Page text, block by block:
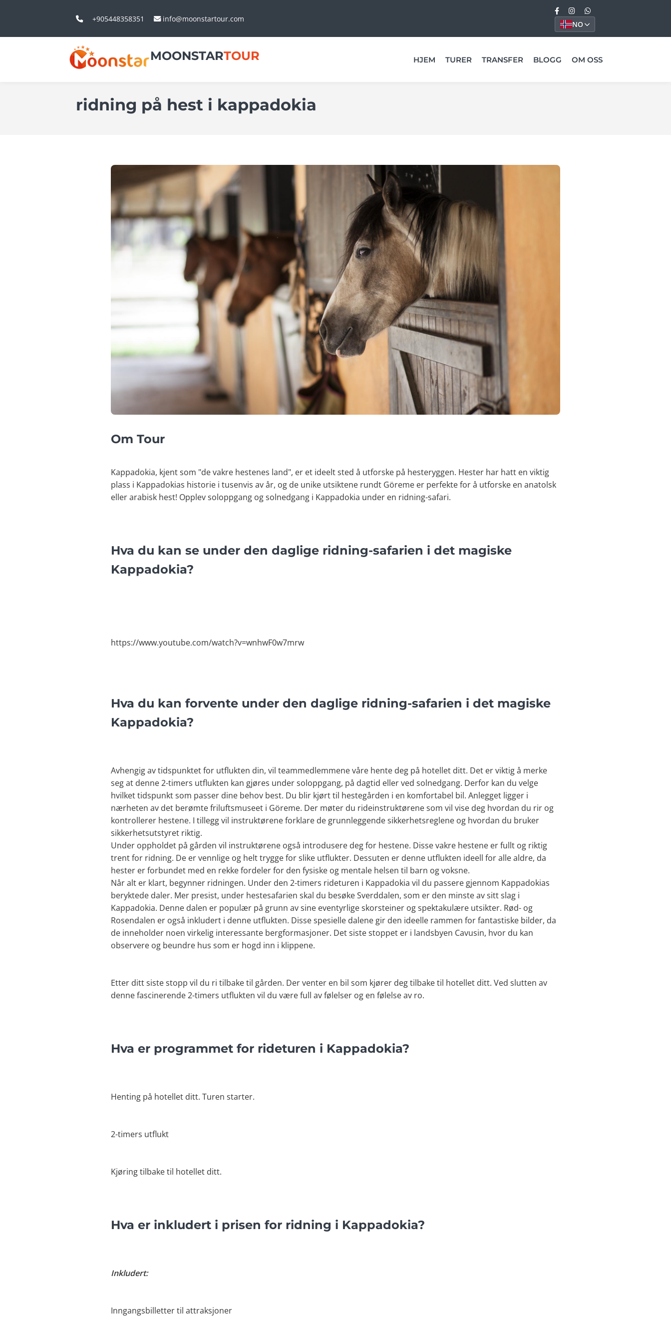
+905448358351 info@moonstartour.com
NO
MOONSTARTOUR HJEM TURER TRANSFER BLOGG OM OSS
ridning på hest i kappadokia
Om Tour
Kappadokia, kjent som "de vakre hestenes land", er et ideelt sted å utforske på hesteryggen. Hester har hatt en viktig
plass i Kappadokias historie i tusenvis av år, og de unike utsiktene rundt Göreme er perfekte for å utforske en anatolsk
eller arabisk hest! Opplev soloppgang og solnedgang i Kappadokia under en ridning-safari.
Hva du kan se under den daglige ridning-safarien i det magiske
Kappadokia?
https://www.youtube.com/watch?v=wnhwF0w7mrw
Hva du kan forvente under den daglige ridning-safarien i det magiske
Kappadokia?
Avhengig av tidspunktet for utflukten din, vil teammedlemmene våre hente deg på hotellet ditt. Det er viktig å merke
seg at denne 2-timers utflukten kan gjøres under soloppgang, på dagtid eller ved solnedgang. Derfor kan du velge
hvilket tidspunkt som passer dine behov best. Du blir kjørt til hestegården i en komfortabel bil. Anlegget ligger i
nærheten av det berømte friluftsmuseet i Göreme. Der møter du rideinstruktørene som vil vise deg hvordan du rir og
kontrollerer hestene. I tillegg vil instruktørene forklare de grunnleggende sikkerhetsreglene og hvordan du bruker
sikkerhetsutstyret riktig.
Under oppholdet på gården vil instruktørene også introdusere deg for hestene. Disse vakre hestene er fullt og riktig
trent for ridning. De er vennlige og helt trygge for slike utflukter. Dessuten er denne utflukten ideell for alle aldre, da
hester er forbundet med en rekke fordeler for den fysiske og mentale helsen til barn og voksne.
Når alt er klart, begynner ridningen. Under den 2-timers rideturen i Kappadokia vil du passere gjennom Kappadokias
beryktede daler. Mer presist, under hestesafarien skal du besøke Sverddalen, som er den minste av sitt slag i
Kappadokia. Denne dalen er populær på grunn av sine eventyrlige skorsteiner og spektakulære utsikter. Rød- og
Rosendalen er også inkludert i denne utflukten. Disse spesielle dalene gir den ideelle rammen for fantastiske bilder, da
de inneholder noen virkelig interessante bergformasjoner. Det siste stoppet er i landsbyen Cavusin, hvor du kan
observere og beundre hus som er hogd inn i klippene.
Etter ditt siste stopp vil du ri tilbake til gården. Der venter en bil som kjører deg tilbake til hotellet ditt. Ved slutten av
denne fascinerende 2-timers utflukten vil du være full av følelser og en følelse av ro.
Hva er programmet for rideturen i Kappadokia?
Henting på hotellet ditt. Turen starter.
2-timers utflukt
Kjøring tilbake til hotellet ditt.
Hva er inkludert i prisen for ridning i Kappadokia?
Inkludert:
Inngangsbilletter til attraksjoner